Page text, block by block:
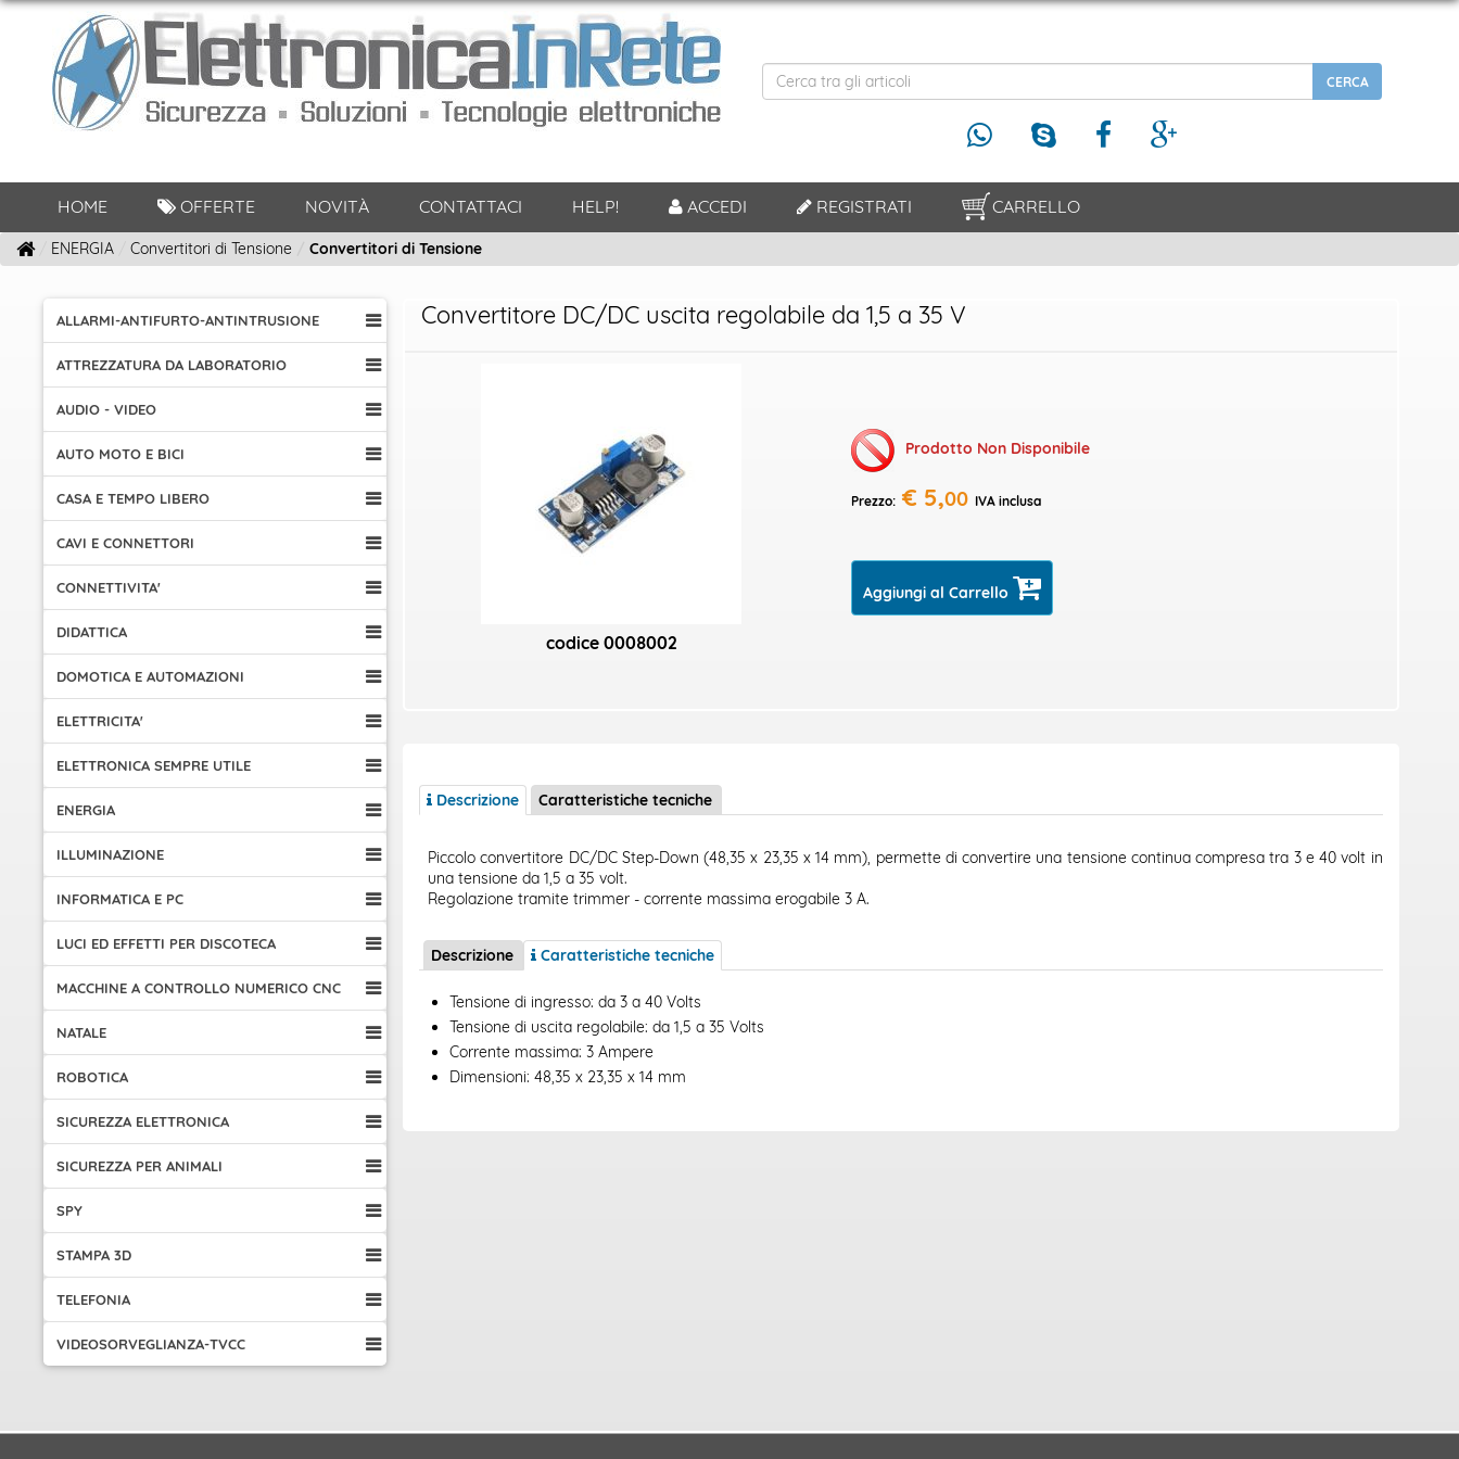
HOME OFFERTE NOVITÀ CONTATTACI HELP! ACCEDI REGISTRATI CARRELLO
ENERGIA Convertitori di Tensione Convertitori di Tensione
ALLARMI-ANTIFURTO-ANTINTRUSIONE
ATTREZZATURA DA LABORATORIO
AUDIO - VIDEO
AUTO MOTO E BICI
CASA E TEMPO LIBERO
CAVI E CONNETTORI
CONNETTIVITA'
DIDATTICA
DOMOTICA E AUTOMAZIONI
ELETTRICITA'
ELETTRONICA SEMPRE UTILE
ENERGIA
ILLUMINAZIONE
INFORMATICA E PC
LUCI ED EFFETTI PER DISCOTECA
MACCHINE A CONTROLLO NUMERICO CNC
NATALE
ROBOTICA
SICUREZZA ELETTRONICA
SICUREZZA PER ANIMALI
SPY
STAMPA 3D
TELEFONIA
VIDEOSORVEGLIANZA-TVCC
Convertitore DC/DC uscita regolabile da 1,5 a 35 V
codice 0008002
Prodotto Non Disponibile
Prezzo:€ 5,00 IVA inclusa
Aggiungi al Carrello
Descrizione Caratteristiche tecniche
Piccolo convertitore DC/DC Step-Down (48,35 x 23,35 x 14 mm), permette di convertire una tensione continua compresa tra 3 e 40 volt in
una tensione da 1,5 a 35 volt.
Regolazione tramite trimmer - corrente massima erogabile 3 A.
Descrizione Caratteristiche tecniche
Tensione di ingresso: da 3 a 40 Volts
Tensione di uscita regolabile: da 1,5 a 35 Volts
Corrente massima: 3 Ampere
Dimensioni: 48,35 x 23,35 x 14 mm